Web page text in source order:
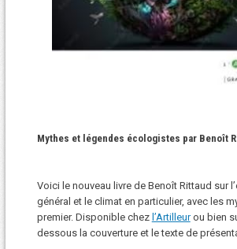
Mythes et légendes écologistes par Benoît
Voici le nouveau livre de Benoît Rittaud sur
général et le climat en particulier, avec les
premier. Disponible chez l’Artilleurou bien
dessous la couverture et le texte de